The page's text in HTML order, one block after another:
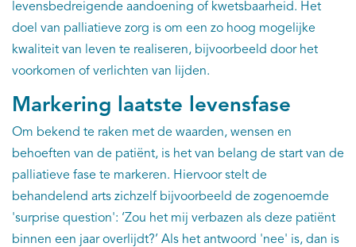
Nieuws
Trials
Webshop
EN
levensbedreigende aandoening of kwetsbaarheid. Het
doel van palliatieve zorg is om een zo hoog mogelijke
kwaliteit van leven te realiseren, bijvoorbeeld door het
voorkomen of verlichten van lijden.
Markering laatste levensfase
Om bekend te raken met de waarden, wensen en
behoeften van de patiënt, is het van belang de start van de
palliatieve fase te markeren. Hiervoor stelt de
behandelend arts zichzelf bijvoorbeeld de zogenoemde
'surprise question': ‘Zou het mij verbazen als deze patiënt
binnen een jaar overlijdt?’ Als het antwoord 'nee' is, dan is